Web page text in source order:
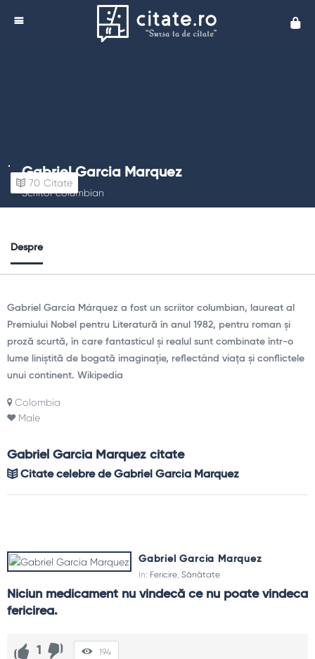
Gabriel Garcia Marquez
Scriitor columbian
70 Citate
Despre
Gabriel García Márquez a fost un scriitor columbian, laureat al
Premiului Nobel pentru Literatură în anul 1982, pentru roman și
proză scurtă, în care fantasticul și realul sunt combinate într-o
lume liniștită de bogată imaginație, reflectând viața și conflictele
unui continent. Wikipedia
Colombia
Male
Gabriel Garcia Marquez citate
Citate celebre de Gabriel Garcia Marquez
Gabriel Garcia Marquez
In: Fericire, Sănătate
Niciun medicament nu vindecă ce nu poate vindeca
fericirea.
1 194